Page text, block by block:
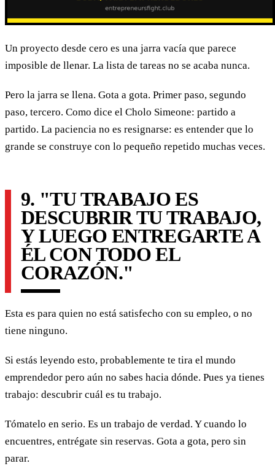
Un proyecto desde cero es una jarra vacía que parece
imposible de llenar. La lista de tareas no se acaba nunca.
Pero la jarra se llena. Gota a gota. Primer paso, segundo
paso, tercero. Como dice el Cholo Simeone: partido a
partido. La paciencia no es resignarse: es entender que lo
grande se construye con lo pequeño repetido muchas veces.
9. "TU TRABAJO ES
DESCUBRIR TU TRABAJO,
Y LUEGO ENTREGARTE A
ÉL CON TODO EL
CORAZÓN."
Esta es para quien no está satisfecho con su empleo, o no
tiene ninguno.
Si estás leyendo esto, probablemente te tira el mundo
emprendedor pero aún no sabes hacia dónde. Pues ya tienes
trabajo: descubrir cuál es tu trabajo.
Tómatelo en serio. Es un trabajo de verdad. Y cuando lo
encuentres, entrégate sin reservas. Gota a gota, pero sin
parar.